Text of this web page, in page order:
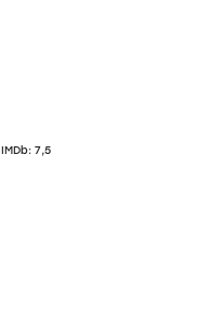
IMDb: 7,5